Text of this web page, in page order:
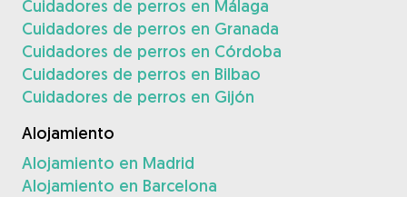
Cuidadores de perros en Málaga
Cuidadores de perros en Granada
Cuidadores de perros en Córdoba
Cuidadores de perros en Bilbao
Cuidadores de perros en Gijón
Alojamiento
Alojamiento en Madrid
Alojamiento en Barcelona